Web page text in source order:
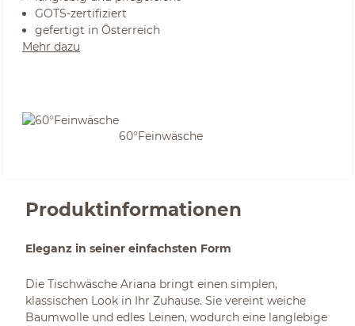
GOTS-zertifiziert
gefertigt in Österreich
Mehr dazu
60°Feinwäsche
Produktinformationen
Eleganz in seiner einfachsten Form
Die Tischwäsche Ariana bringt einen simplen,
klassischen Look in Ihr Zuhause. Sie vereint weiche
Baumwolle und edles Leinen, wodurch eine langlebige